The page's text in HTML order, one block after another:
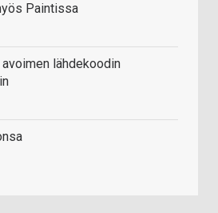
Paintissa
lähdekoodin